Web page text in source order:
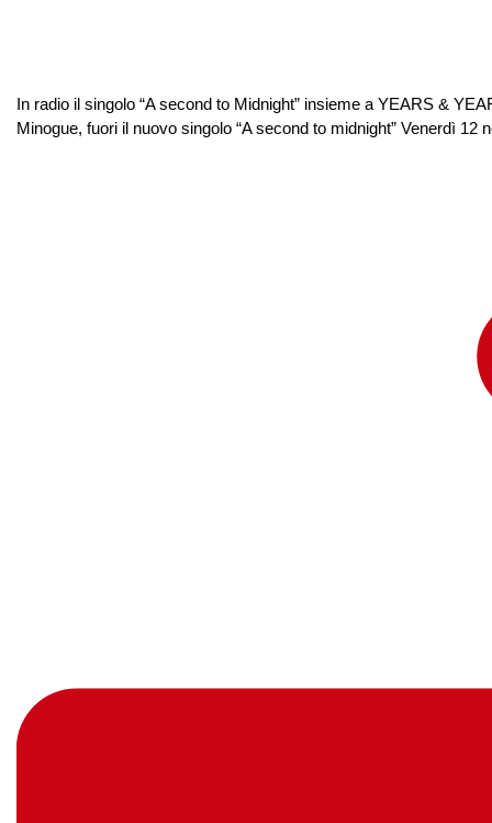
In radio il singolo “A second to Midnight” insieme a YEARS &
Minogue, fuori il nuovo singolo “A second to midnight” Venerdì